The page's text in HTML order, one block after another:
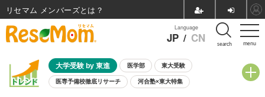
menu
Language
JP / CN search
大学受験 by 東進 医学部 東大受験
医専予備校徹底リサーチ 河合塾×東大特集
リセマム メンバーズ